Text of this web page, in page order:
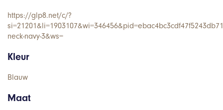
https://glp8.net/c/?
neck-navy-3&ws=
Kleur
Blauw
Maat